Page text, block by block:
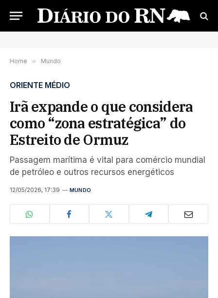
Home » Mundo
ORIENTE MÉDIO
Irã expande o que considera
como “zona estratégica” do
Estreito de Ormuz
Passagem marítima é vital para comércio mundial
de petróleo e outros recursos energéticos
12/05/2026, 17:39 MUNDO